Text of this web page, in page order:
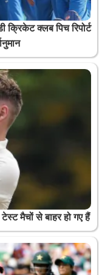
क्लब पिच रिपोर्ट
मैचों से बाहर हो गए हैं